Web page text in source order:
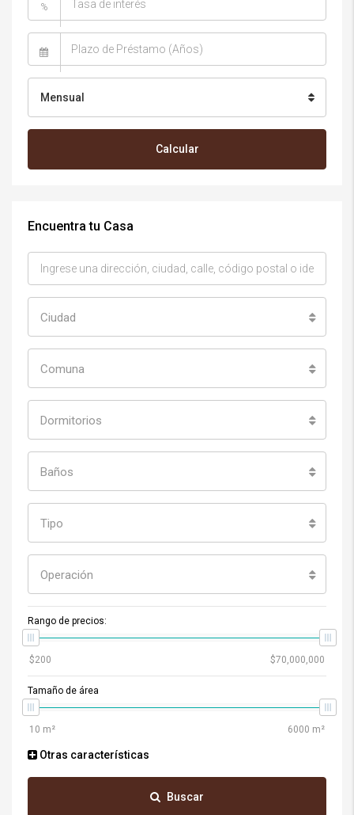
%
Mensual
Calcular
Encuentra tu Casa
Ciudad
Comuna
Dormitorios
Baños
Tipo
Operación
Rango de precios:
Tamaño de área
Otras características
Buscar